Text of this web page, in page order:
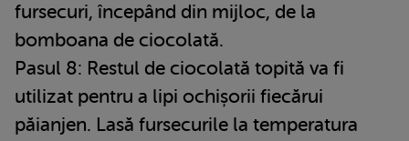
fursecuri, începând din mijloc, de la
bomboana de ciocolată.
Pasul 8: Restul de ciocolată topită va fi
utilizat pentru a lipi ochișorii fiecărui
păianjen. Lasă fursecurile la temperatura